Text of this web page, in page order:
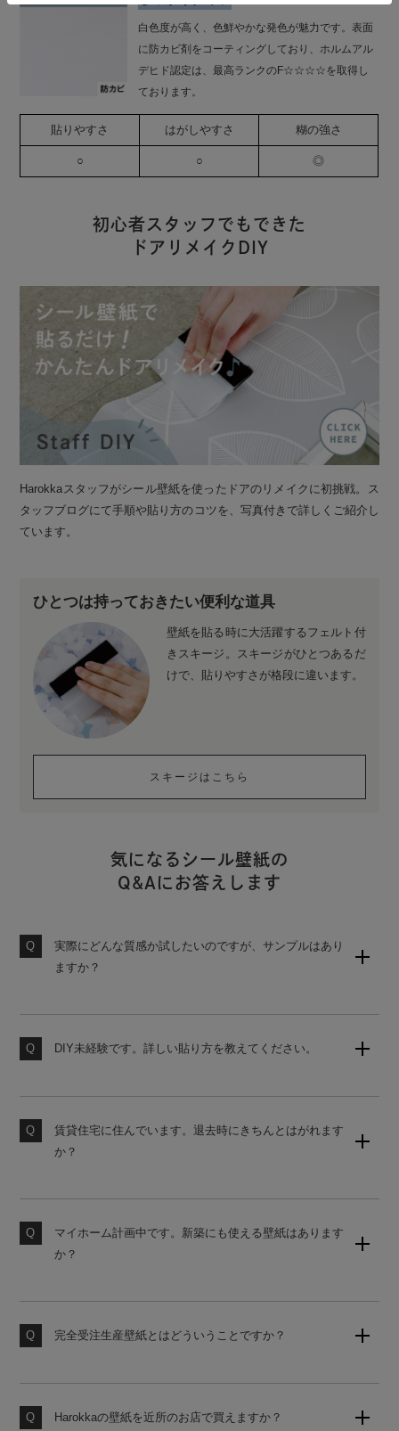
白色度が高く、色鮮やかな発色が魅力です。表面
に防カビ剤をコーティングしており、ホルムアル
デヒド認定は、最高ランクのF☆☆☆☆を取得し
ております。
貼りやすさ はがしやすさ 糊の強さ
○ ○ ◎
初心者スタッフでもできた
ドアリメイクDIY
Harokkaスタッフがシール壁紙を使ったドアのリメイクに初挑戦。ス
タッフブログにて手順や貼り方のコツを、写真付きで詳しくご紹介し
ています。
ひとつは持っておきたい便利な道具
壁紙を貼る時に大活躍するフェルト付
きスキージ。スキージがひとつあるだ
けで、貼りやすさが格段に違います。
スキージはこちら
気になるシール壁紙の
Q&Aにお答えします
実際にどんな質感か試したいのですが、サンプルはあり
ますか？
ください。
DIY未経験です。詳しい貼り方を教えてください。
壁紙の貼り方はこちら
賃貸住宅に住んでいます。退去時にきちんとはがれます
か？
おすすめします。
マイホーム計画中です。新築にも使える壁紙はあります
か？
お申し付けください。
完全受注生産壁紙とはどういうことですか？
で、品質の劣化がなく安心してお使いいただけます。
Harokkaの壁紙を近所のお店で買えますか？